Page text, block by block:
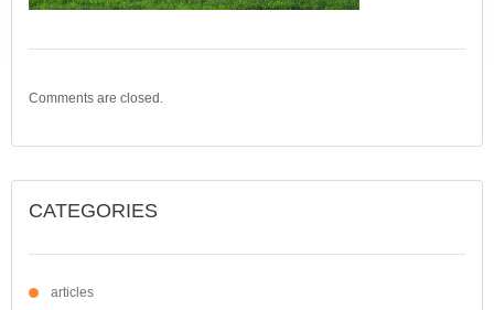
Comments are closed.
CATEGORIES
articles